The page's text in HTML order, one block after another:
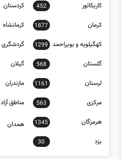
کاریکاتور 452 کردستان
کرمان 1877 کرمانشاه
کهگیلویه و بویراحمد 1299 گردشگری
گلستان 568 گیلان
لرستان 1161 مازندران
مرکزی 563 مناطق آزاد
هرمزگان 1345 همدان
یزد 30